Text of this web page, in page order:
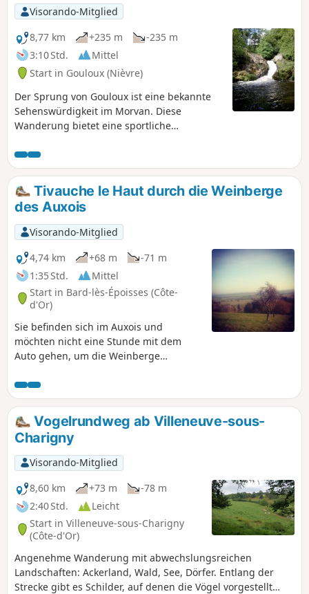
und werden saniert. Es ist eine schwimmende Brücke
geplant, die die Aktivitätsbereiche verbinden soll.
Visorando-Mitglied
8,77 km
+235 m
-235 m
3:10 Std.
Mittel
Start in Gouloux (Nièvre)
Der Sprung von Gouloux ist eine bekannte
Sehenswürdigkeit im Morvan. Diese
Wanderung bietet eine sportliche
überwiegend im Wald verlaufenden Strecke
mit einigen Höhenunterschieden.
Tivauche le Haut durch die Weinberge
des Auxois
Visorando-Mitglied
4,74 km
+68 m
-71 m
1:35 Std.
Mittel
Start in Bard-lès-Époisses (Côte-
d'Or)
Sie befinden sich im Auxois und
möchten nicht eine Stunde mit dem
Auto gehen, um die Weinberge
sich Ihnen hier bietet, ermöglicht einen
schönen, sportlichen und entspannten
Ausflug mit der Familie durch die
Weinberge des Auxois.
Vogelrundweg ab Villeneuve-sous-
Charigny
Visorando-Mitglied
8,60 km
+73 m
-78 m
2:40 Std.
Leicht
Start in Villeneuve-sous-Charigny
(Côte-d'Or)
Angenehme Wanderung mit abwechslungsreichen
Landschaften: Ackerland, Wald, See, Dörfer. Entlang der
Strecke gibt es Schilder, auf denen die Vögel vorgestellt